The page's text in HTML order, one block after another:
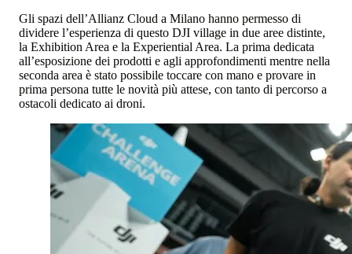
Gli spazi dell’Allianz Cloud a Milano hanno permesso di
dividere l’esperienza di questo DJI village in due aree distinte,
la Exhibition Area e la Experiential Area. La prima dedicata
all’esposizione dei prodotti e agli approfondimenti mentre nella
seconda area è stato possibile toccare con mano e provare in
prima persona tutte le novità più attese, con tanto di percorso a
ostacoli dedicato ai droni.